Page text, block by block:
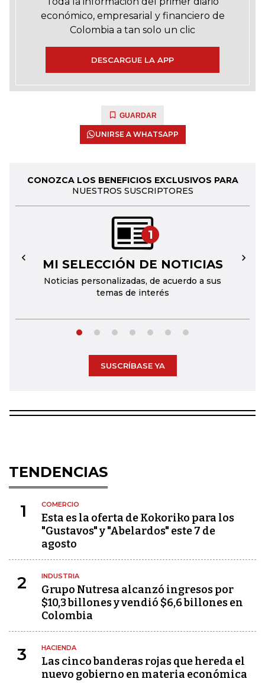
económico, empresarial y financiero de
Colombia a tan solo un clic
DESCARGUE LA APP
GUARDAR
UNIRSE A WHATSAPP
CONOZCA LOS BENEFICIOS EXCLUSIVOS PARA
NUESTROS SUSCRIPTORES
1
MI SELECCIÓN DE NOTICIAS
Noticias personalizadas, de acuerdo a sus
temas de interés
← →
SUSCRÍBASE YA
TENDENCIAS
1 COMERCIO
Esta es la oferta de Kokoriko para los
"Gustavos" y "Abelardos" este 7 de
agosto
2 INDUSTRIA
Grupo Nutresa alcanzó ingresos por
$10,3 billones y vendió $6,6 billones en
Colombia
3 HACIENDA
Las cinco banderas rojas que hereda el
nuevo gobierno en materia económica